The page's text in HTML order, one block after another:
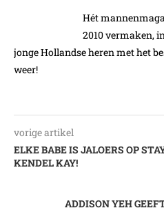
Hét
2010 vermaken,
jonge Hollandse heren met het
weer!
vorige artikel
ELKE BABE IS JALOERS OP
KENDEL KAY!
ADDISON YEH